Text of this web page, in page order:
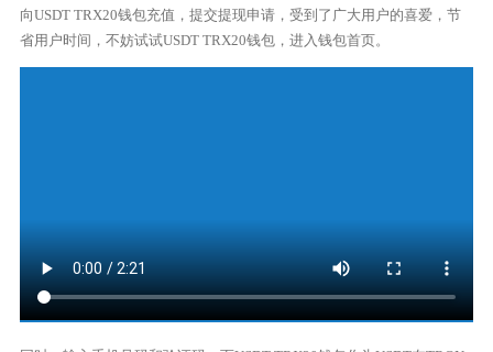
向USDT TRX20钱包充值，提交提现申请，受到了广大用户的喜爱，节
省用户时间，不妨试试USDT TRX20钱包，进入钱包首页。